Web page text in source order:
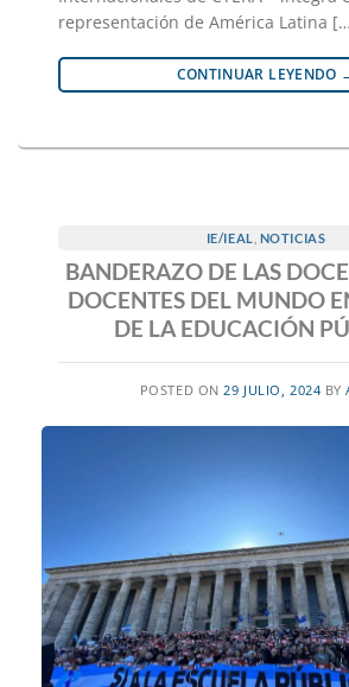
representación de América Latina
CONTINUAR LEYENDO
IE/IEAL NOTICIAS
BANDERAZO DE LAS
DOCENTES DEL MUNDO
DE LA EDUCACIÓN
POSTED ON 29 JULIO, 2024 BY